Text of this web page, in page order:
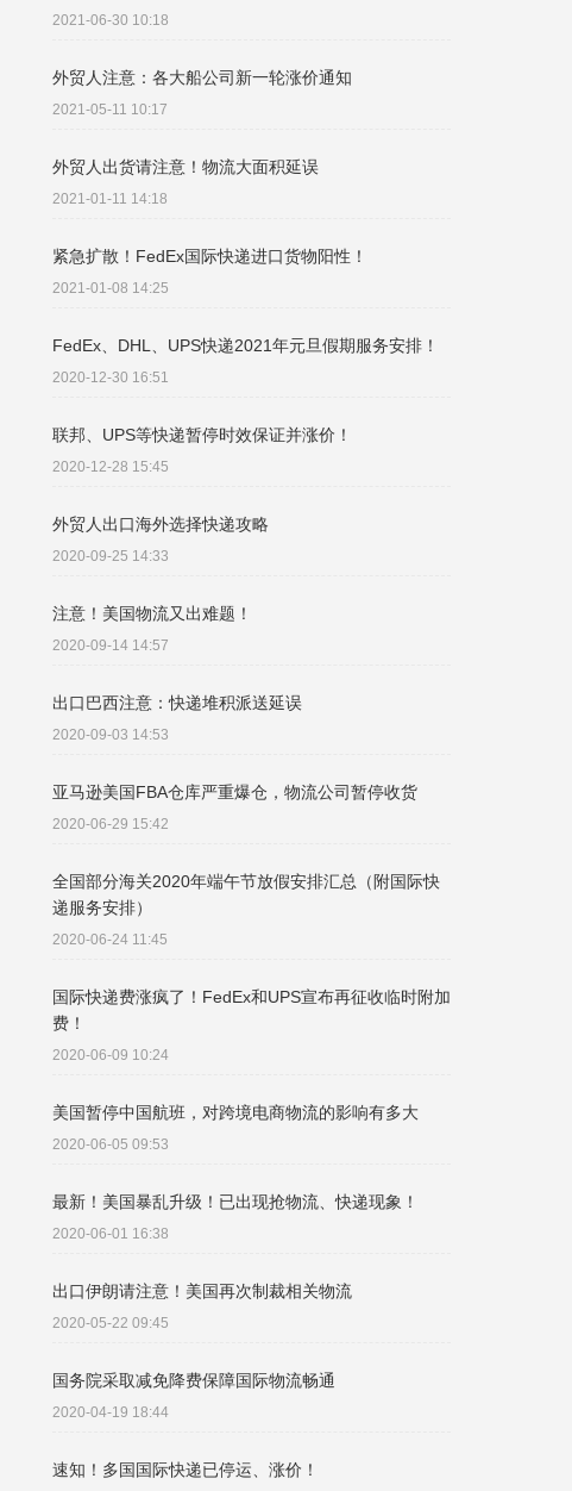
2021-06-30 10:18
外贸人注意：各大船公司新一轮涨价通知
2021-05-11 10:17
外贸人出货请注意！物流大面积延误
2021-01-11 14:18
紧急扩散！FedEx国际快递进口货物阳性！
2021-01-08 14:25
FedEx、DHL、UPS快递2021年元旦假期服务安排！
2020-12-30 16:51
联邦、UPS等快递暂停时效保证并涨价！
2020-12-28 15:45
外贸人出口海外选择快递攻略
2020-09-25 14:33
注意！美国物流又出难题！​
2020-09-14 14:57
出口巴西注意：快递堆积派送延误
2020-09-03 14:53
亚马逊美国FBA仓库严重爆仓，物流公司暂停收货
2020-06-29 15:42
全国部分海关2020年端午节放假安排汇总（附国际快
递服务安排）
2020-06-24 11:45
国际快递费涨疯了！FedEx和UPS宣布再征收临时附加
费！
2020-06-09 10:24
美国暂停中国航班，对跨境电商物流的影响有多大
2020-06-05 09:53
最新！美国暴乱升级！已出现抢物流、快递现象！
2020-06-01 16:38
出口伊朗请注意！美国再次制裁相关物流
2020-05-22 09:45
国务院采取减免降费保障国际物流畅通
2020-04-19 18:44
速知！多国国际快递已停运、涨价！